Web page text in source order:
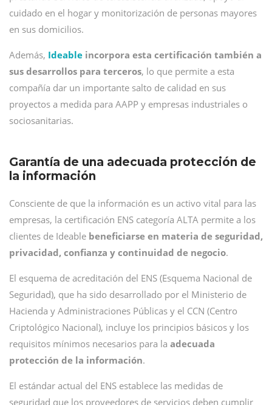
cuidado en el hogar y monitorización de personas mayores
en sus domicilios.
Además, Ideable incorpora esta certificación también a
sus desarrollos para terceros, lo que permite a esta
compañía dar un importante salto de calidad en sus
proyectos a medida para AAPP y empresas industriales o
sociosanitarias.
Garantía de una adecuada protección de
la información
Consciente de que la información es un activo vital para las
empresas, la certificación ENS categoría ALTA permite a los
clientes de Ideable beneficiarse en materia de seguridad,
privacidad, confianza y continuidad de negocio.
El esquema de acreditación del ENS (Esquema Nacional de
Seguridad), que ha sido desarrollado por el Ministerio de
Hacienda y Administraciones Públicas y el CCN (Centro
Criptológico Nacional), incluye los principios básicos y los
requisitos mínimos necesarios para la adecuada
protección de la información.
El estándar actual del ENS establece las medidas de
seguridad que los proveedores de servicios deben cumplir